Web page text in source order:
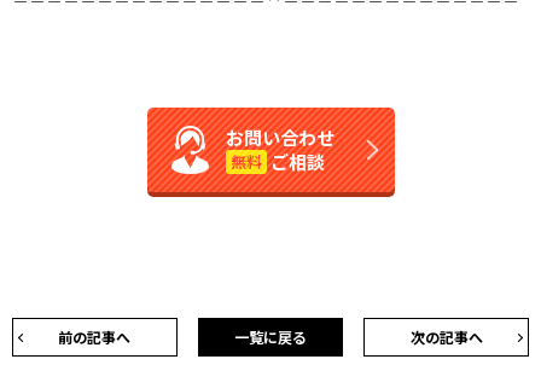
お問い合わせ
無料 ご相談
前の記事へ 次の記事へ
一覧に戻る